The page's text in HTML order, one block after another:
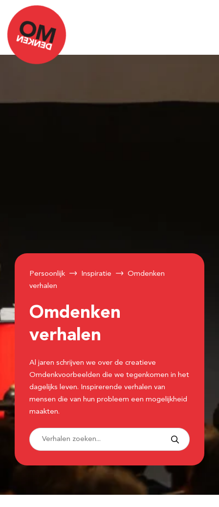
Persoonlijk Inspiratie
Omdenken
verhalen
Omdenken
verhalen
Al jaren schrijven we over de creatieve
Omdenkvoorbeelden die we tegenkomen in het
dagelijks leven. Inspirerende verhalen van
mensen die van hun probleem een mogelijkheid
maakten.